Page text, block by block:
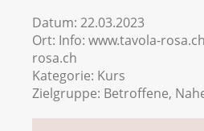
Datum: 22.03.2023
Ort: Info: www.tavola-
rosa.ch
Kategorie: Kurs
Zielgruppe: Betroffene,